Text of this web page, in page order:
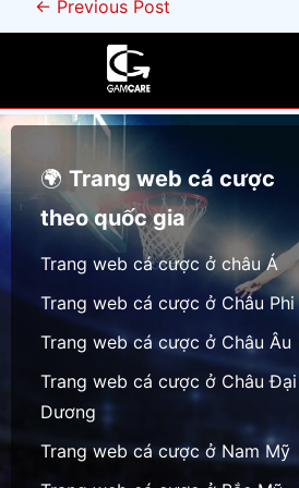
← Previous Post
🌍Trang web cá cược
theo quốc gia
Trang web cá cược ở châu Á
Trang web cá cược ở Châu Phi
Trang web cá cược ở Châu Âu
Trang web cá cược ở Châu Đại
Dương
Trang web cá cược ở Nam Mỹ